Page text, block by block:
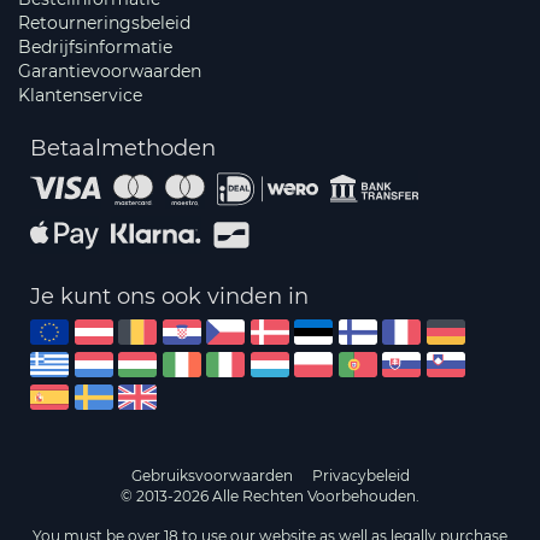
Retourneringsbeleid
Bedrijfsinformatie
Garantievoorwaarden
Klantenservice
Betaalmethoden
Je kunt ons ook vinden in
Gebruiksvoorwaarden
Privacybeleid
© 2013-2026 Alle Rechten Voorbehouden.
You must be over 18 to use our website as well as legally purchase